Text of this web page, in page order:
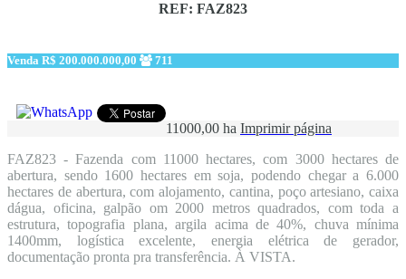
REF: FAZ823
Venda R$ 200.000.000,00 711
11000,00 ha Imprimir página
FAZ823 - Fazenda com 11000 hectares, com 3000 hectares de
abertura, sendo 1600 hectares em soja, podendo chegar a 6.000
hectares de abertura, com alojamento, cantina, poço artesiano, caixa
dágua, oficina, galpão om 2000 metros quadrados, com toda a
estrutura, topografia plana, argila acima de 40%, chuva mínima
1400mm, logística excelente, energia elétrica de gerador,
documentação pronta pra transferência. À VISTA.